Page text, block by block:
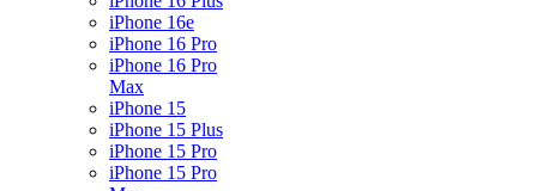
iPhone 16e
iPhone 16 Pro
iPhone 16 Pro
Max
iPhone 15
iPhone 15 Plus
iPhone 15 Pro
iPhone 15 Pro